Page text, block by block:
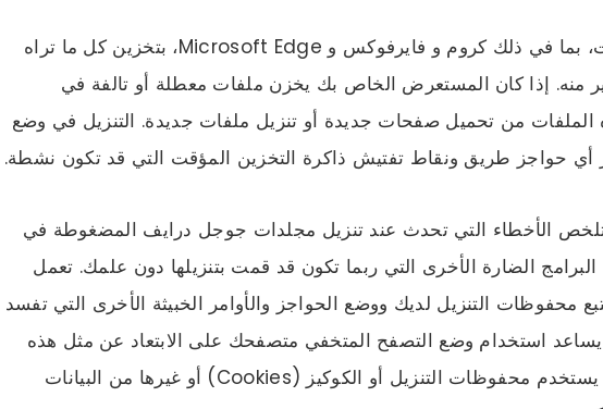
تقوم معظم المتصفحات، بما في ذلك كروم و فايرفوكس و Microsoft Edge، بتخزين كل ما تراه
منه. إذا كان المستعرض الخاص بك يخزن ملفات معطلة أو تالفة في
الملفات من تحميل صفحات جديدة أو تنزيل ملفات جديدة. التنزيل في وضع
أي حواجز طريق ونقاط تفتيش ذاكرة التخزين المؤقت التي قد تكون نشطة.
الأخطاء التي تحدث عند تنزيل مجلدات جوجل درايف المضغوطة في
الضارة الأخرى التي ربما تكون قد قمت بتنزيلها دون علمك. تعمل
محفوظات التنزيل لديك ووضع الحواجز والأوامر الخبيثة الأخرى التي تفسد
يساعد استخدام وضع التصفح المتخفي متصفحك على الابتعاد عن مثل هذه
البرامج لأن المتصفح لا يستخدم محفوظات التنزيل أو الكوكيز (Cookies) أو غيرها من البيانات